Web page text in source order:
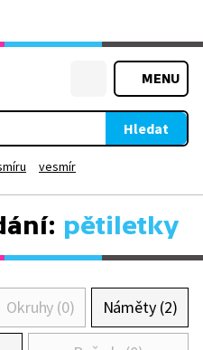
MENU
Hledat
vesmír
pětiletky
Okruhy (0) Náměty (2)